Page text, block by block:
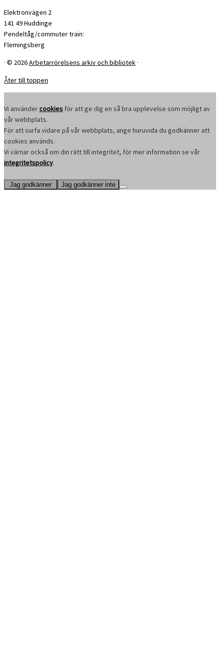
Elektronvägen 2
141 49 Huddinge
Pendeltåg/commuter train:
Flemingsberg
· © 2026Arbetarrörelsens arkiv och bibliotek ·
Åter till toppen
Vi användercookies för att ge dig en så bra upplevelse som möjligt av
vår webbplats.
För att surfa vidare på vår webbplats, ange huruvida du godkänner att
cookies används.
Vi värnar också om din rätt till integritet, för mer information se vår
integritetspolicy.
Jag godkänner Jag godkänner inte